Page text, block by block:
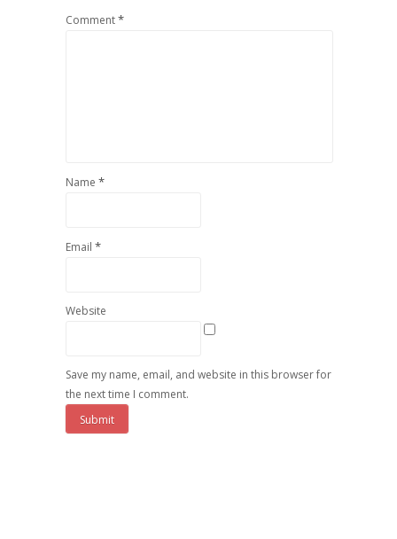
Comment*
Name *
Email *
Website
Save my name, email, and website in this browser for
the next time I comment.